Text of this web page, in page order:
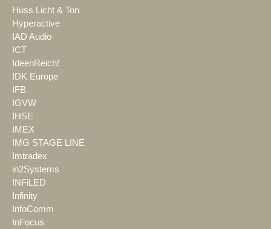
Huss Licht & Ton
Hyperactive
IAD Audio
ICT
IdeenReich!
IDK Europe
IFB
IGVW
IHSE
IMEX
IMG STAGE LINE
Imtradex
in2Systems
INFiLED
Infinity
InfoComm
InFocus